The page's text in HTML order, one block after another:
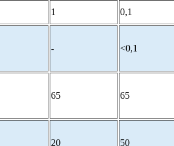
1
0,1
- <0,1
65 65
20 50